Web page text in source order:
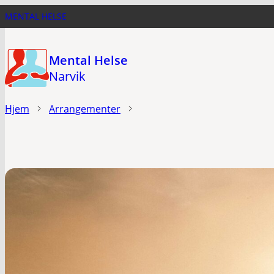
Hopp
til
hovedinnhold
MENTAL HELSE
Mental Helse
Narvik
Hjem Arrangementer